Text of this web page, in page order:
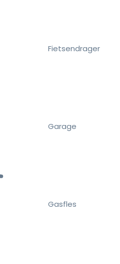
Fietsendrager
Garage
Gasfles